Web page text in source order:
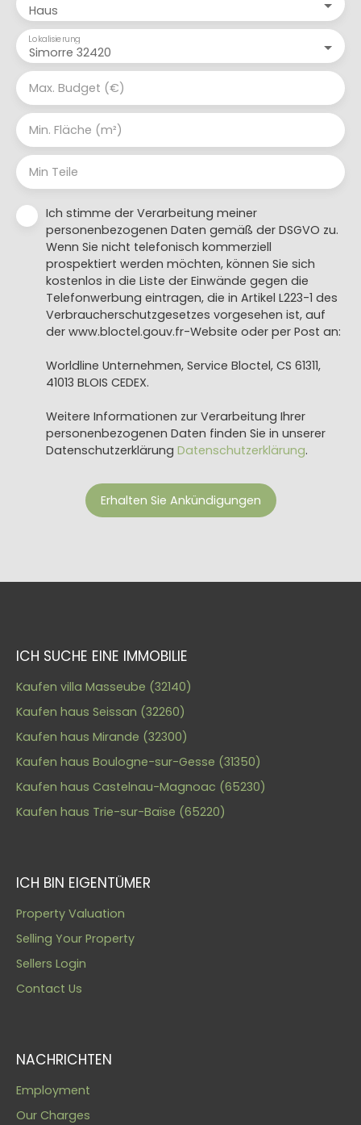
Haus
Simorre 32420
Lokalisierung
Max. Budget (€)
Min. Fläche (m²)
Min Teile
Ich stimme der Verarbeitung meiner
personenbezogenen Daten gemäß der DSGVO zu.
Wenn Sie nicht telefonisch kommerziell
prospektiert werden möchten, können Sie sich
kostenlos in die Liste der Einwände gegen die
Telefonwerbung eintragen, die in Artikel L223-1 des
Verbraucherschutzgesetzes vorgesehen ist, auf
der www.bloctel.gouv.fr-Website oder per Post an:
Worldline Unternehmen, Service Bloctel, CS 61311,
41013 BLOIS CEDEX.
Weitere Informationen zur Verarbeitung Ihrer
personenbezogenen Daten finden Sie in unserer
Datenschutzerklärung Datenschutzerklärung.
Erhalten Sie Ankündigungen
ICH SUCHE EINE IMMOBILIE
Kaufen villa Masseube (32140)
Kaufen haus Seissan (32260)
Kaufen haus Mirande (32300)
Kaufen haus Boulogne-sur-Gesse (31350)
Kaufen haus Castelnau-Magnoac (65230)
Kaufen haus Trie-sur-Baïse (65220)
ICH BIN EIGENTÜMER
Property Valuation
Selling Your Property
Sellers Login
Contact Us
NACHRICHTEN
Employment
Our Charges